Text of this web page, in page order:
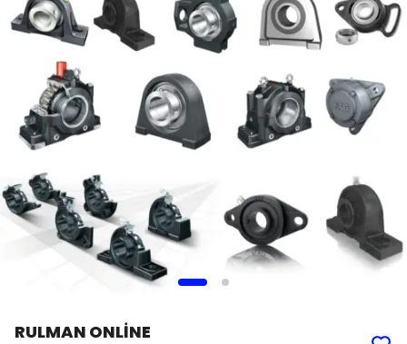
RULMAN ONLİNE